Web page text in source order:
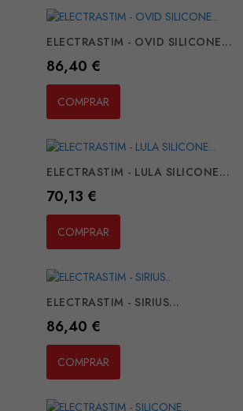
ELECTRASTIM - OVID SILICONE...
Preço
86,40 €
COMPRAR
ELECTRASTIM - LULA SILICONE...
Preço
70,13 €
COMPRAR
ELECTRASTIM - SIRIUS...
Preço
86,40 €
COMPRAR